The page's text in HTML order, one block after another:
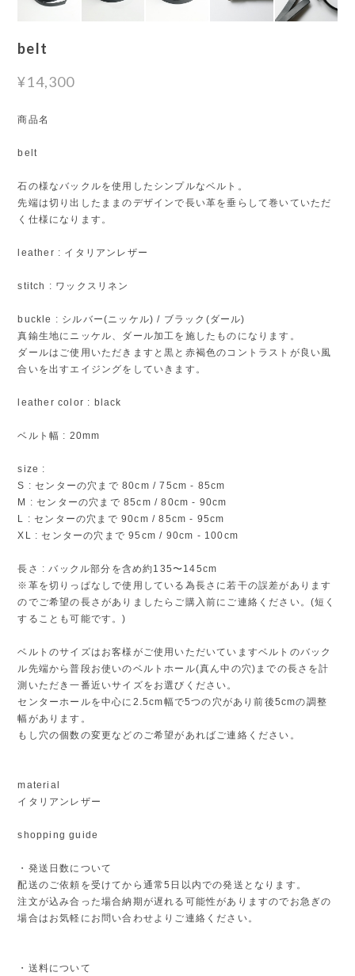
belt
¥14,300
商品名
belt
石の様なバックルを使用したシンプルなベルト。
先端は切り出したままのデザインで長い革を垂らして巻いていただ
く仕様になります。
leather : イタリアンレザー
stitch : ワックスリネン
buckle : シルバー(ニッケル) / ブラック(ダール)
真鍮生地にニッケル、ダール加工を施したものになります。
ダールはご使用いただきますと黒と赤褐色のコントラストが良い風
合いを出すエイジングをしていきます。
leather color : black
ベルト幅 : 20mm
size :
S : センターの穴まで 80cm / 75cm - 85cm
M : センターの穴まで 85cm / 80cm - 90cm
L : センターの穴まで 90cm / 85cm - 95cm
XL : センターの穴まで 95cm / 90cm - 100cm
長さ : バックル部分を含め約135〜145cm
※革を切りっぱなしで使用している為長さに若干の誤差があります
のでご希望の長さがありましたらご購入前にご連絡ください。(短く
することも可能です。)
ベルトのサイズはお客様がご使用いただいていますベルトのバック
ル先端から普段お使いのベルトホール(真ん中の穴)までの長さを計
測いただき一番近いサイズをお選びください。
センターホールを中心に2.5cm幅で5つの穴があり前後5cmの調整
幅があります。
もし穴の個数の変更などのご希望があればご連絡ください。
material
イタリアンレザー
shopping guide
・発送日数について
配送のご依頼を受けてから通常5日以内での発送となります。
注文が込み合った場合納期が遅れる可能性がありますのでお急ぎの
場合はお気軽にお問い合わせよりご連絡ください。
・送料について